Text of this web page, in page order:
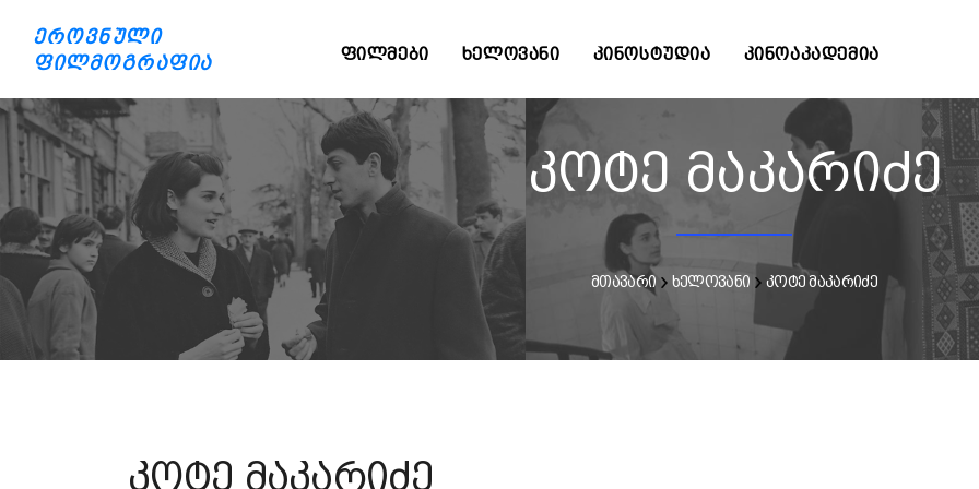
ეროვნული
ფილმოგრაფია
ᲤᲘᲚᲛᲔᲑᲘ ᲮᲔᲚᲝᲕᲐᲜᲘ ᲙᲘᲜᲝᲡᲢᲣᲓᲘᲐ ᲙᲘᲜᲝᲐᲙᲐᲓᲔᲛᲘᲐ
კოტე მაკარიძე
მთავარი ხელოვანი კოტე მაკარიძე
კოტე მაკარიძე